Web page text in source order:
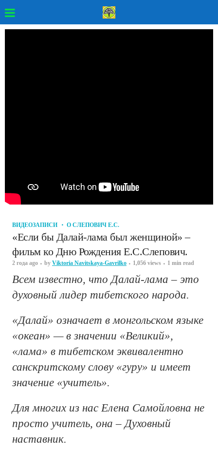
ВИДЕОЗАПИСИ О СЛЕПОВИЧ Е.С.
«Если бы Далай-лама был женщиной» –
фильм ко Дню Рождения Е.С.Слепович.
2 года ago by Viktoria Navitskaya-Gavrilko 1,056 views 1 min read
Всем известно, что Далай-лама – это
духовный лидер тибетского народа.
«Далай» означает в монгольском языке
«океан» — в значении «Великий»,
«лама» в тибетском эквивалентно
санскритскому слову «гуру» и имеет
значение «учитель».
Длямногих из нас Елена Самойловна не
просто учитель, она – Духовный
наставник.